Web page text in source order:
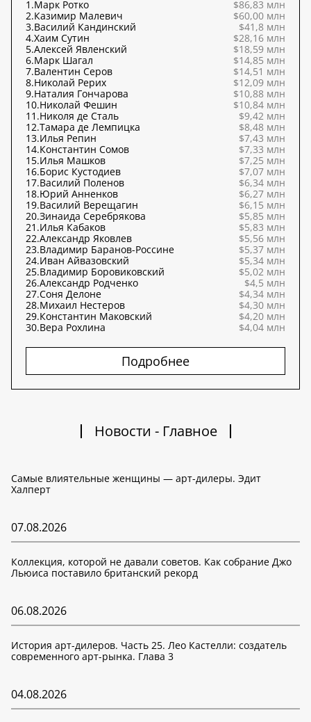
1.Марк Ротко
$86,83 млн
2.Казимир Малевич
$60,00 млн
3.Василий Кандинский
$41,8 млн
4.Хаим Сутин
$28,16 млн
5.Алексей Явленский
$18,59 млн
6.Марк Шагал
$14,85 млн
7.Валентин Серов
$14,51 млн
8.Николай Рерих
$12,09 млн
9.Наталия Гончарова
$10,88 млн
10.Николай Фешин
$10,84 млн
11.Николя де Сталь
$9,42 млн
12.Тамара де Лемпицка
$8,48 млн
13.Илья Репин
$7,43 млн
14.Константин Сомов
$7,33 млн
15.Илья Машков
$7,25 млн
16.Борис Кустодиев
$7,07 млн
17.Василий Поленов
$6,34 млн
18.Юрий Анненков
$6,27 млн
19.Василий Верещагин
$6,15 млн
20.Зинаида Серебрякова
$5,85 млн
21.Илья Кабаков
$5,83 млн
22.Александр Яковлев
$5,56 млн
23.Владимир Баранов-Россине
$5,37 млн
24.Иван Айвазовский
$5,34 млн
25.Владимир Боровиковский
$5,02 млн
26.Александр Родченко
$4,5 млн
27.Соня Делоне
$4,34 млн
28.Михаил Нестеров
$4,30 млн
29.Константин Маковский
$4,20 млн
30.Вера Рохлина $4,04 млн
Подробнее
Новости - Главное
Самые влиятельные женщины — арт-дилеры. Эдит
Халперт
07.08.2026
Коллекция, которой не давали советов. Как собрание Джо
Льюиса поставило британский рекорд
06.08.2026
История арт-дилеров. Часть 25. Лео Кастелли: создатель
современного арт-рынка. Глава 3
04.08.2026